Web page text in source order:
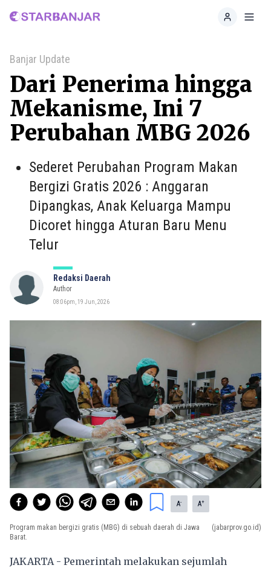
Home
Banjar Update
Dari Penerima hingga
Mekanisme, Ini 7
Perubahan MBG 2026
Sederet Perubahan Program Makan
Bergizi Gratis 2026 : Anggaran
Dipangkas, Anak Keluarga Mampu
Dicoret hingga Aturan Baru Menu
Telur
Redaksi Daerah
Author
08:06pm, 19 Jun, 2026
A- A+
Program makan bergizi gratis (MBG) di sebuah daerah di Jawa
Barat.
(jabarprov.go.id)
JAKARTA - Pemerintah melakukan sejumlah